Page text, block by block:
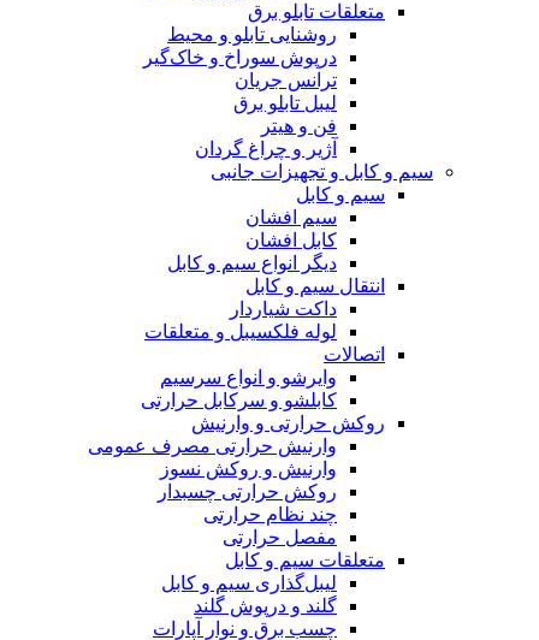
متعلقات تابلو برق
روشنایی تابلو و محیط
درپوش سوراخ و خاک‌گیر
ترانس جریان
لیبل تابلو برق
فن و هیتر
آژیر و چراغ گردان
سیم و کابل و تجهیزات جانبی
سیم و کابل
سیم افشان
کابل افشان
دیگر انواع سیم و کابل
انتقال سیم و کابل
داکت شیاردار
لوله فلکسیبل و متعلقات
اتصالات
وایرشو و انواع سرسیم
کابلشو و سرکابل حرارتی
روکش حرارتی و وارنیش
وارنیش حرارتی مصرف عمومی
وارنیش و روکش نسوز
روکش حرارتی چسبدار
چند نظام حرارتی
مفصل حرارتی
متعلقات سیم و کابل
لیبل‌گذاری سیم و کابل
گلند و درپوش گلند
چسب برق و نوار آپارات